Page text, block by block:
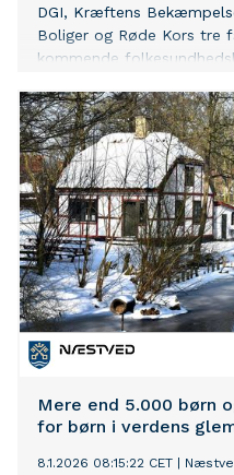
DGI, Kræftens
Boliger og Røde Kors tre
kommende
eftermiddag
Mere end 5.000 børn
for børn i verdens
8.1.2026 08:15:22 CET